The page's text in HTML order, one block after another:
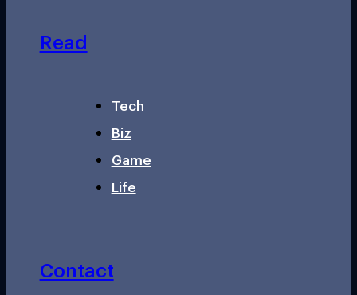
Read
Tech
Biz
Game
Life
Contact